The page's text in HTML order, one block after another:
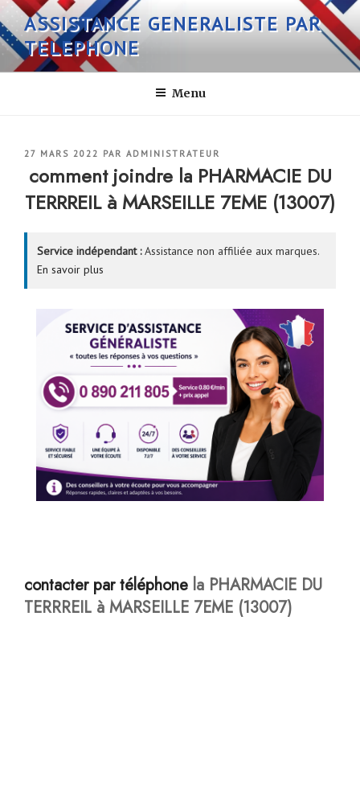
Aller
au
contenu
principal
ASSISTANCE GENERALISTE PAR
TELEPHONE
Menu
PUBLIÉ
27 MARS 2022 PAR ADMINISTRATEUR
comment joindre la PHARMACIE DU
TERRREIL à MARSEILLE 7EME (13007)
Service indépendant :Assistance non affiliée aux marques.
En savoir plus
contacter par téléphone la PHARMACIE DU
TERRREIL à MARSEILLE 7EME (13007)